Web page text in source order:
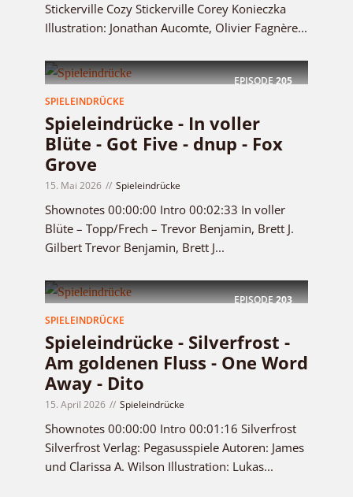
Stickerville Cozy Stickerville Corey Konieczka
Illustration: Jonathan Aucomte, Olivier Fagnère...
EPISODE205
SPIELEINDRÜCKE
Spieleindrücke - In voller
Blüte - Got Five - dnup - Fox
Grove
15. Mai 2026 Spieleindrücke
Shownotes 00:00:00 Intro 00:02:33 In voller
Blüte – Topp/Frech – Trevor Benjamin, Brett J.
Gilbert Trevor Benjamin, Brett J...
EPISODE203
SPIELEINDRÜCKE
Spieleindrücke - Silverfrost -
Am goldenen Fluss - One Word
Away - Dito
15. April 2026 Spieleindrücke
Shownotes 00:00:00 Intro 00:01:16 Silverfrost
Silverfrost Verlag: Pegasusspiele Autoren: James
und Clarissa A. Wilson Illustration: Lukas...